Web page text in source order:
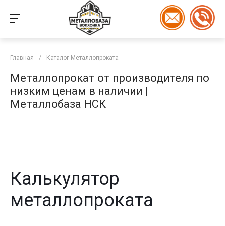
Главная / Каталог Металлопроката
Металлопрокат от производителя по
низким ценам в наличии |
Металлобаза НСК
Калькулятор
металлопроката